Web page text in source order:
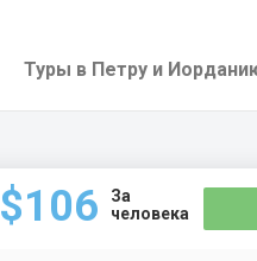
Туры в Петру и
$106
За
человека